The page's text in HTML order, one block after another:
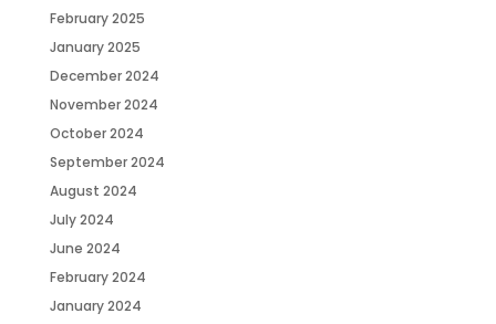
February 2025
January 2025
December 2024
November 2024
October 2024
September 2024
August 2024
July 2024
June 2024
February 2024
January 2024